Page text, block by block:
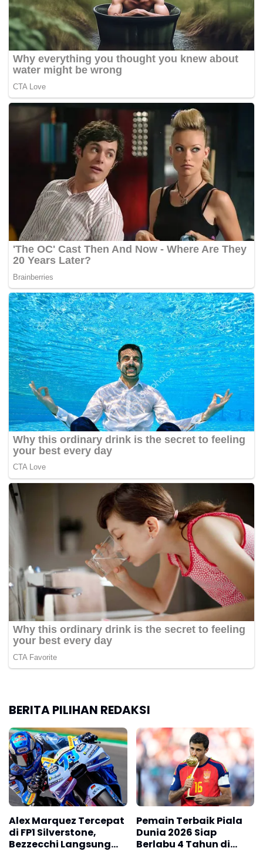
Wolfsburg vs FC St. Pauli 00.30 WIB
RB Leipzig vs SC Freiburg 02.30 WIB
Koln vs Bayern Muenchen 02.30 WIB
Hoffenheim vs Monchengladbach 02.30 WIB
Augsburg vs Union Berlin 02.30 WIB (*)
BERITA PILIHAN REDAKSI
Alex Marquez Tercepat
di FP1 Silverstone,
Bezzecchi Langsung
Pemain Terbaik Piala
Dunia 2026 Siap
Berlabu 4 Tahun di